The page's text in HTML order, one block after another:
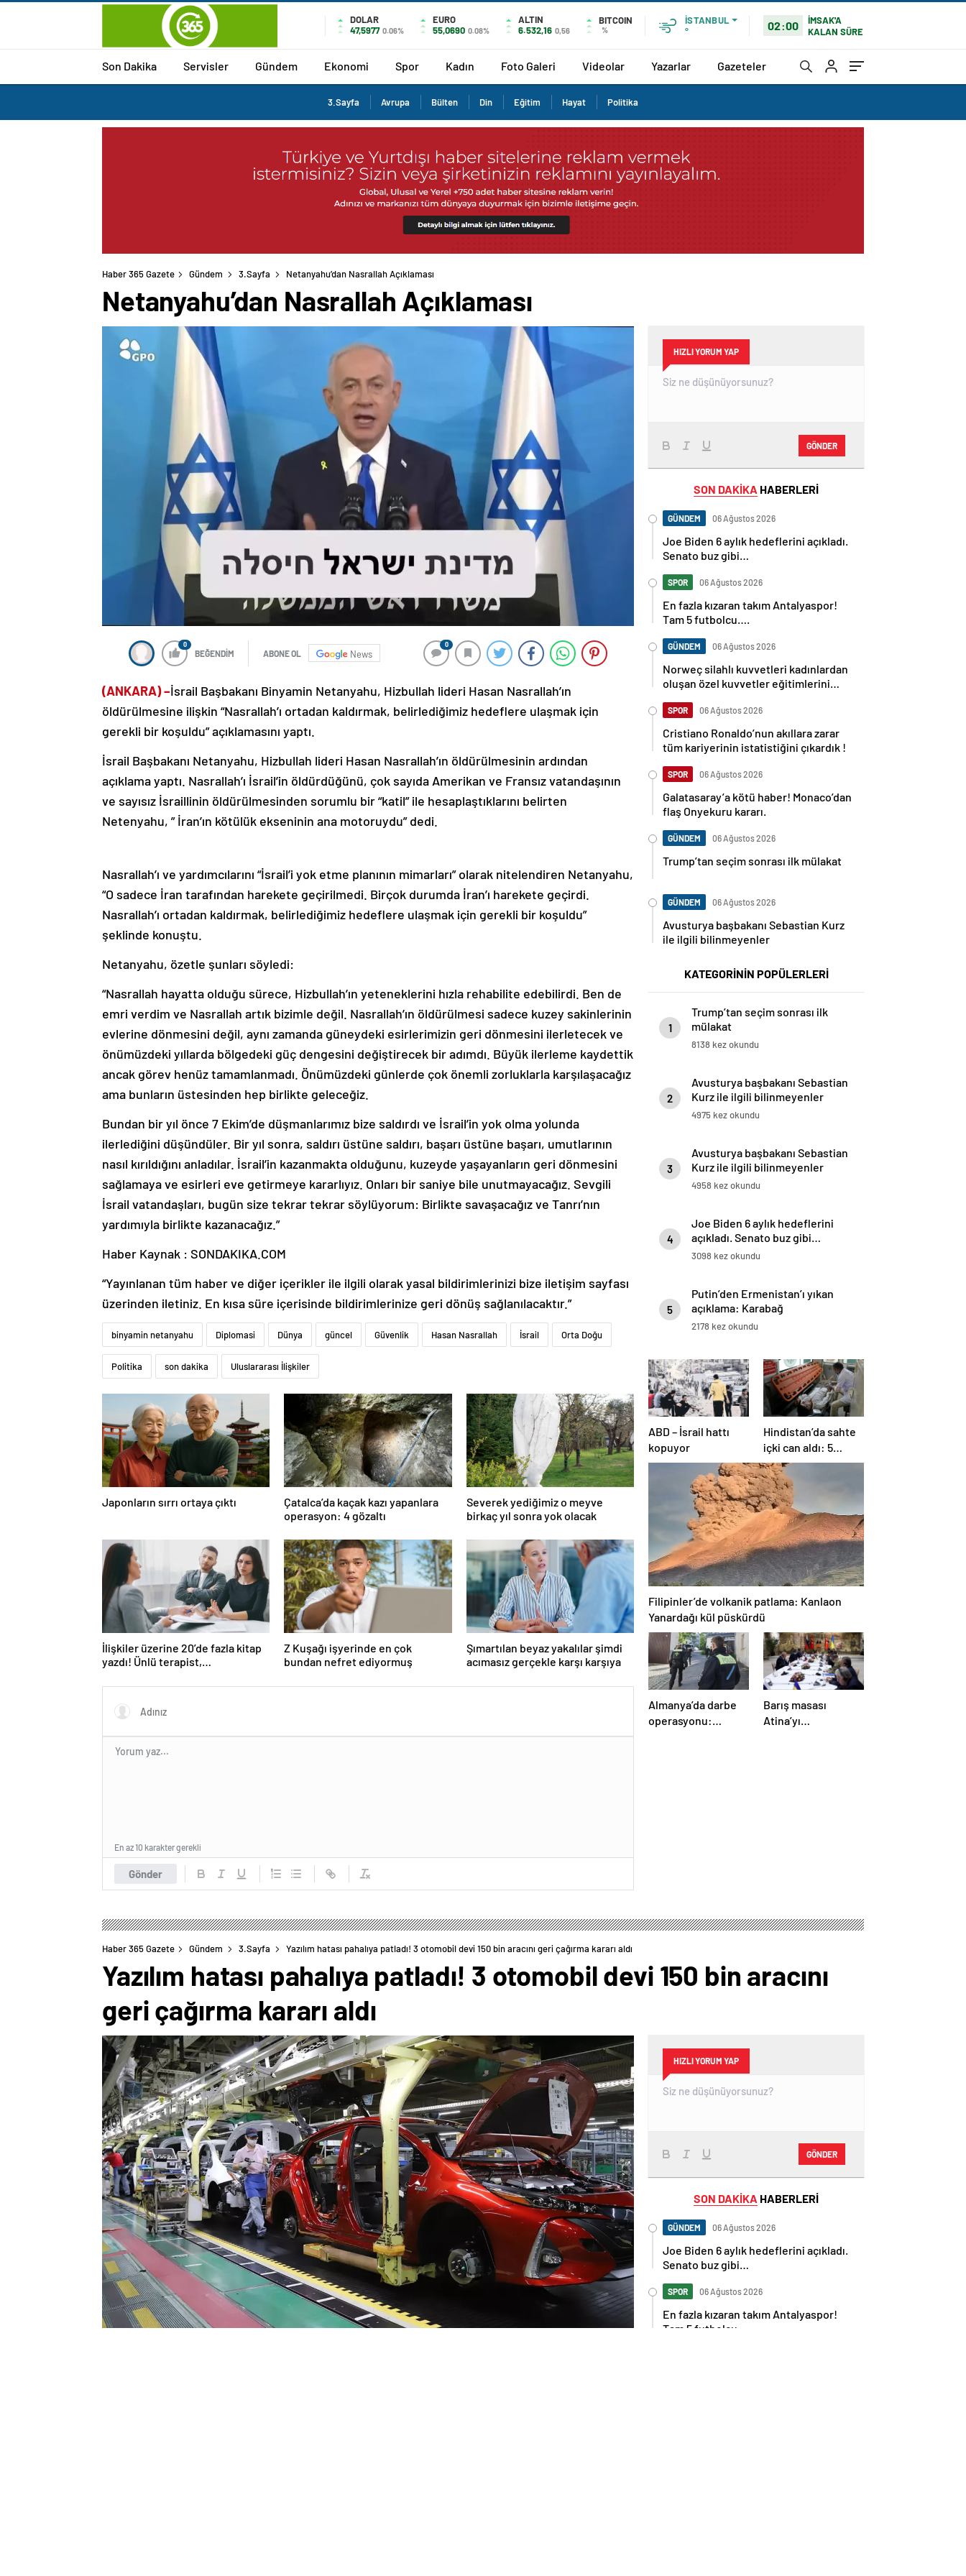
DOLAR
47,5977 0.06%
EURO
55,0690 0.08%
ALTIN
6.532,16 0,56
BITCOIN
%
İSTANBUL
°
02:00
İMSAK'A
KALAN SÜRE
Son Dakika Servisler Gündem Ekonomi Spor Kadın Foto Galeri Videolar Yazarlar Gazeteler
3.Sayfa Avrupa Bülten Din Eğitim Hayat Politika
Haber 365 Gazete Gündem 3.Sayfa Netanyahu’dan Nasrallah Açıklaması
Netanyahu’dan Nasrallah Açıklaması
0
BEĞENDİM ABONE OL News
0
(ANKARA) –İsrail Başbakanı Binyamin Netanyahu, Hizbullah lideri Hasan Nasrallah’ın
öldürülmesine ilişkin “Nasrallah’ı ortadan kaldırmak, belirlediğimiz hedeflere ulaşmak için
gerekli bir koşuldu” açıklamasını yaptı.
İsrail Başbakanı Netanyahu, Hizbullah lideri Hasan Nasrallah’ın öldürülmesinin ardından
açıklama yaptı. Nasrallah’ı İsrail’in öldürdüğünü, çok sayıda Amerikan ve Fransız vatandaşının
ve sayısız İsraillinin öldürülmesinden sorumlu bir “katil” ile hesaplaştıklarını belirten
Netenyahu, ” İran’ın kötülük ekseninin ana motoruydu” dedi.
Nasrallah’ı ve yardımcılarını “İsrail’i yok etme planının mimarları” olarak nitelendiren Netanyahu,
“O sadece İran tarafından harekete geçirilmedi. Birçok durumda İran’ı harekete geçirdi.
Nasrallah’ı ortadan kaldırmak, belirlediğimiz hedeflere ulaşmak için gerekli bir koşuldu”
şeklinde konuştu.
Netanyahu, özetle şunları söyledi:
“Nasrallah hayatta olduğu sürece, Hizbullah’ın yeteneklerini hızla rehabilite edebilirdi. Ben de
emri verdim ve Nasrallah artık bizimle değil. Nasrallah’ın öldürülmesi sadece kuzey sakinlerinin
evlerine dönmesini değil, aynı zamanda güneydeki esirlerimizin geri dönmesini ilerletecek ve
önümüzdeki yıllarda bölgedeki güç dengesini değiştirecek bir adımdı. Büyük ilerleme kaydettik
ancak görev henüz tamamlanmadı. Önümüzdeki günlerde çok önemli zorluklarla karşılaşacağız
ama bunların üstesinden hep birlikte geleceğiz.
Bundan bir yıl önce 7 Ekim’de düşmanlarımız bize saldırdı ve İsrail’in yok olma yolunda
ilerlediğini düşündüler. Bir yıl sonra, saldırı üstüne saldırı, başarı üstüne başarı, umutlarının
nasıl kırıldığını anladılar. İsrail’in kazanmakta olduğunu, kuzeyde yaşayanların geri dönmesini
sağlamaya ve esirleri eve getirmeye kararlıyız. Onları bir saniye bile unutmayacağız. Sevgili
İsrail vatandaşları, bugün size tekrar tekrar söylüyorum: Birlikte savaşacağız ve Tanrı’nın
yardımıyla birlikte kazanacağız.”
Haber Kaynak : SONDAKIKA.COM
“Yayınlanan tüm haber ve diğer içerikler ile ilgili olarak yasal bildirimlerinizi bize iletişim sayfası
üzerinden iletiniz. En kısa süre içerisinde bildirimlerinize geri dönüş sağlanılacaktır.”
binyamin netanyahu Diplomasi Dünya güncel Güvenlik Hasan Nasrallah İsrail Orta Doğu
Politika son dakika Uluslararası İlişkiler
Japonların sırrı ortaya çıktı
Çatalca’da kaçak kazı yapanlara
operasyon: 4 gözaltı
Severek yediğimiz o meyve
birkaç yıl sonra yok olacak
İlişkiler üzerine 20’de fazla kitap
yazdı! Ünlü terapist,
açıklıyor
Z Kuşağı işyerinde en çok
bundan nefret ediyormuş
Şımartılan beyaz yakalılar şimdi
acımasız gerçekle karşı karşıya
Gönder
En az 10 karakter gerekli
HIZLI YORUM YAP
GÖNDER
SON DAKİKA HABERLERİ
GÜNDEM 06 Ağustos 2026
Joe Biden 6 aylık hedeflerini açıkladı.
Senato buz gibi…
SPOR 06 Ağustos 2026
En fazla kızaran takım Antalyaspor!
Tam 5 futbolcu….
GÜNDEM 06 Ağustos 2026
Norweç silahlı kuvvetleri kadınlardan
oluşan özel kuvvetler eğitimlerini
SPOR 06 Ağustos 2026
Cristiano Ronaldo’nun akıllara zarar
tüm kariyerinin istatistiğini çıkardık !
SPOR 06 Ağustos 2026
Galatasaray’a kötü haber! Monaco’dan
flaş Onyekuru kararı.
GÜNDEM 06 Ağustos 2026
Trump’tan seçim sonrası ilk mülakat
GÜNDEM 06 Ağustos 2026
Avusturya başbakanı Sebastian Kurz
ile ilgili bilinmeyenler
KATEGORİNİN POPÜLERLERİ
1
Trump’tan seçim sonrası ilk
mülakat
8138 kez okundu
2
Avusturya başbakanı Sebastian
Kurz ile ilgili bilinmeyenler
4975 kez okundu
3
Avusturya başbakanı Sebastian
Kurz ile ilgili bilinmeyenler
4958 kez okundu
4
Joe Biden 6 aylık hedeflerini
açıkladı. Senato buz gibi…
3098 kez okundu
5
Putin’den Ermenistan’ı yıkan
açıklama: Karabağ
Azerbaycan’ın ayrılmaz bir
2178 kez okundu
ABD – İsrail hattı
kopuyor
Hindistan’da sahte
içki can aldı: 5
köyde alarm verildi
Filipinler’de volkanik patlama: Kanlaon
Yanardağı kül püskürdü
Almanya’da darbe
operasyonu:
Barış masası
Atina’yı
Haber 365 Gazete Gündem 3.Sayfa Yazılım hatası pahalıya patladı! 3 otomobil devi 150 bin aracını geri çağırma kararı aldı
Yazılım hatası pahalıya patladı! 3 otomobil devi 150 bin aracını
geri çağırma kararı aldı
HIZLI YORUM YAP
GÖNDER
SON DAKİKA HABERLERİ
GÜNDEM 06 Ağustos 2026
Joe Biden 6 aylık hedeflerini açıkladı.
Senato buz gibi…
SPOR 06 Ağustos 2026
En fazla kızaran takım Antalyaspor!
Tam 5 futbolcu….